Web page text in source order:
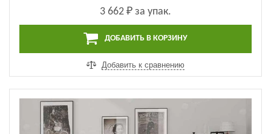
3 662 ₽ за упак.
ДОБАВИТЬ В КОРЗИНУ
Добавить к сравнению